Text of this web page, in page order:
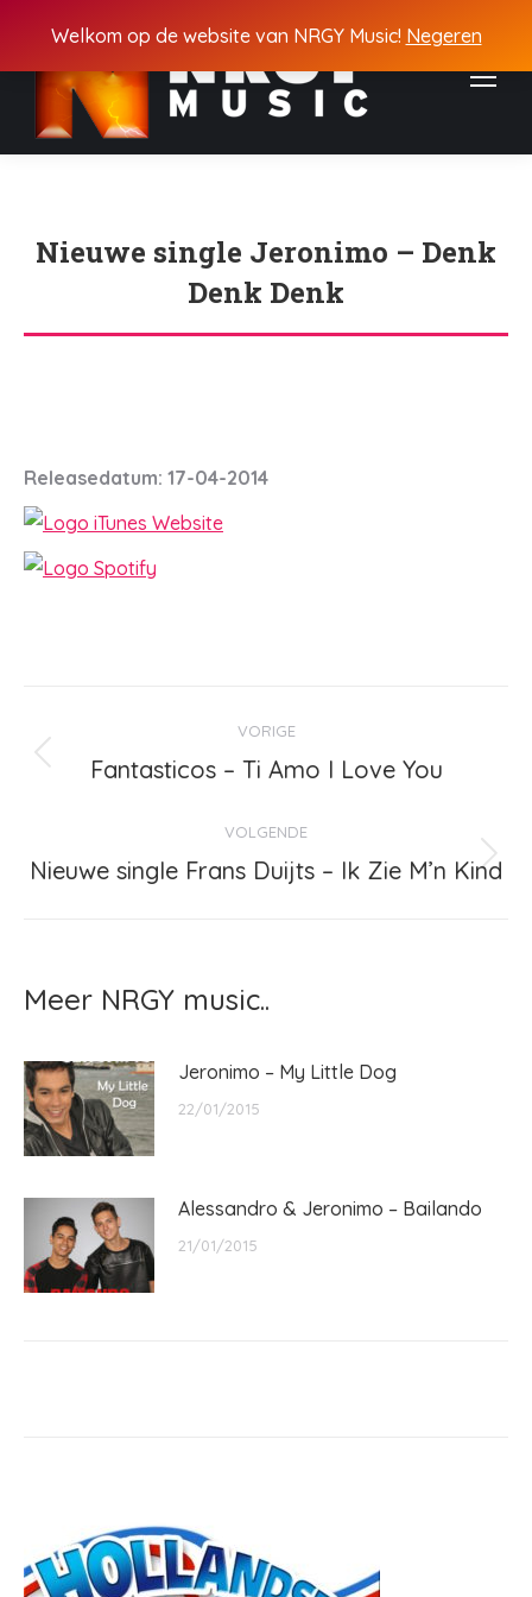
Welkom op de website van NRGY Music! Negeren
Nieuwe single Jeronimo – Denk
Denk Denk
Je bent hier:
Releasedatum: 17-04-2014
navigatie
VORIGE
Vorig
Fantasticos – Ti Amo I Love You
VOLGENDE
Volgend
Nieuwe single Frans Duijts – Ik Zie M’n Kind
Meer NRGY music..
Jeronimo – My Little Dog
22/01/2015
Alessandro & Jeronimo – Bailando
21/01/2015